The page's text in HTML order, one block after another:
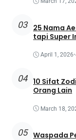
03
25 Nama
tapi Super
April 1, 2026•
04 10 Sifat
Orang Lain
March 18,
05 Waspada